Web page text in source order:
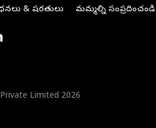
& షరతులు మమ్మల్ని సంప్రదించండి
Limited 2026